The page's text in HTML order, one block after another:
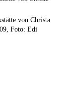
von Christa
Foto: Edi